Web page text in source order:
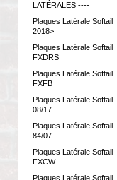
LATÉRALES ----
Plaques Latérale Softail
2018>
Plaques Latérale Softail
FXDRS
Plaques Latérale Softail
FXFB
Plaques Latérale Softail
08/17
Plaques Latérale Softail
84/07
Plaques Latérale Softail
FXCW
Plaques Latérale Softail